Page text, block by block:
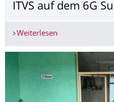
ITVS auf dem 6G
Weiterlesen